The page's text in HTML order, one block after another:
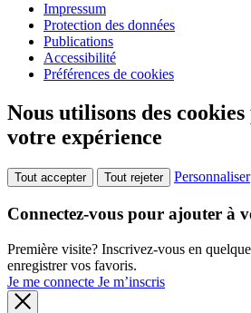
Impressum
Protection des données
Publications
Accessibilité
Préférences de cookies
Nous utilisons des
votre expérience
Tout accepter Tout rejeter Personnaliser
Connectez-vous pour ajouter à
Première visite? Inscrivez-vous en
enregistrer vos favoris.
Je me connecte Je m’inscris